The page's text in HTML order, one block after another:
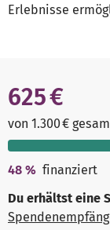
Erlebnisse
625 €
von 1.300 €
48 % finanziert
Du erhältst eine